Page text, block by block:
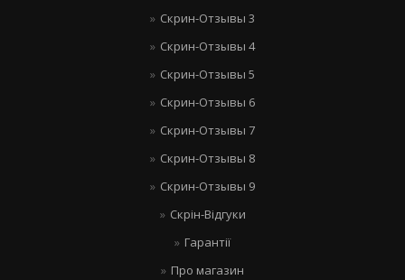
Скрин-Отзывы 3
Скрин-Отзывы 4
Скрин-Отзывы 5
Скрин-Отзывы 6
Скрин-Отзывы 7
Скрин-Отзывы 8
Скрин-Отзывы 9
Скрін-Відгуки
Гарантії
Про магазин